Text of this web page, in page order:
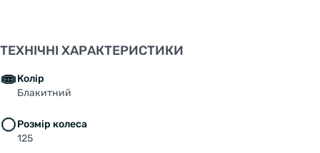
ТЕХНІЧНІ ХАРАКТЕРИСТИКИ
Колір
Блакитний
Розмір колеса
125